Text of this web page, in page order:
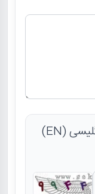
اعداد در تصویر با صفحه کلید انگلیسی (EN)